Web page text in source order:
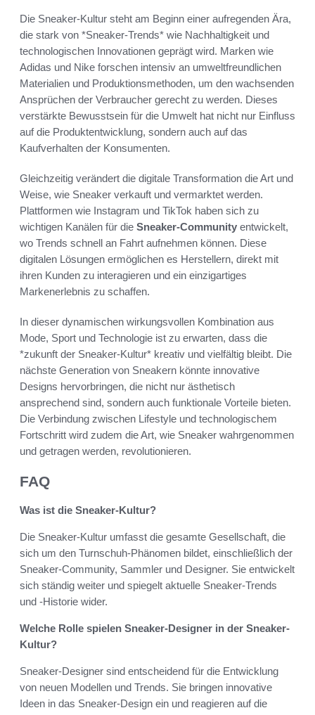
Die Sneaker-Kultur steht am Beginn einer aufregenden Ära,
die stark von *Sneaker-Trends* wie Nachhaltigkeit und
technologischen Innovationen geprägt wird. Marken wie
Adidas und Nike forschen intensiv an umweltfreundlichen
Materialien und Produktionsmethoden, um den wachsenden
Ansprüchen der Verbraucher gerecht zu werden. Dieses
verstärkte Bewusstsein für die Umwelt hat nicht nur Einfluss
auf die Produktentwicklung, sondern auch auf das
Kaufverhalten der Konsumenten.
Gleichzeitig verändert die digitale Transformation die Art und
Weise, wie Sneaker verkauft und vermarktet werden.
Plattformen wie Instagram und TikTok haben sich zu
wichtigen Kanälen für die Sneaker-Community entwickelt,
wo Trends schnell an Fahrt aufnehmen können. Diese
digitalen Lösungen ermöglichen es Herstellern, direkt mit
ihren Kunden zu interagieren und ein einzigartiges
Markenerlebnis zu schaffen.
In dieser dynamischen wirkungsvollen Kombination aus
Mode, Sport und Technologie ist zu erwarten, dass die
*zukunft der Sneaker-Kultur* kreativ und vielfältig bleibt. Die
nächste Generation von Sneakern könnte innovative
Designs hervorbringen, die nicht nur ästhetisch
ansprechend sind, sondern auch funktionale Vorteile bieten.
Die Verbindung zwischen Lifestyle und technologischem
Fortschritt wird zudem die Art, wie Sneaker wahrgenommen
und getragen werden, revolutionieren.
FAQ
Was ist die Sneaker-Kultur?
Die Sneaker-Kultur umfasst die gesamte Gesellschaft, die
sich um den Turnschuh-Phänomen bildet, einschließlich der
Sneaker-Community, Sammler und Designer. Sie entwickelt
sich ständig weiter und spiegelt aktuelle Sneaker-Trends
und -Historie wider.
Welche Rolle spielen Sneaker-Designer in der Sneaker-
Kultur?
Sneaker-Designer sind entscheidend für die Entwicklung
von neuen Modellen und Trends. Sie bringen innovative
Ideen in das Sneaker-Design ein und reagieren auf die